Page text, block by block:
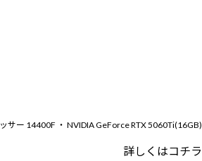
サー 14400F ・ NVIDIA GeForce RTX 5060Ti(16GB)
詳しくはコチラ